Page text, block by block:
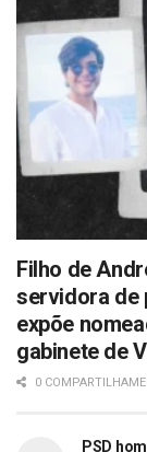
Filho de
servidora de
expõe
gabinete de
0
PSD